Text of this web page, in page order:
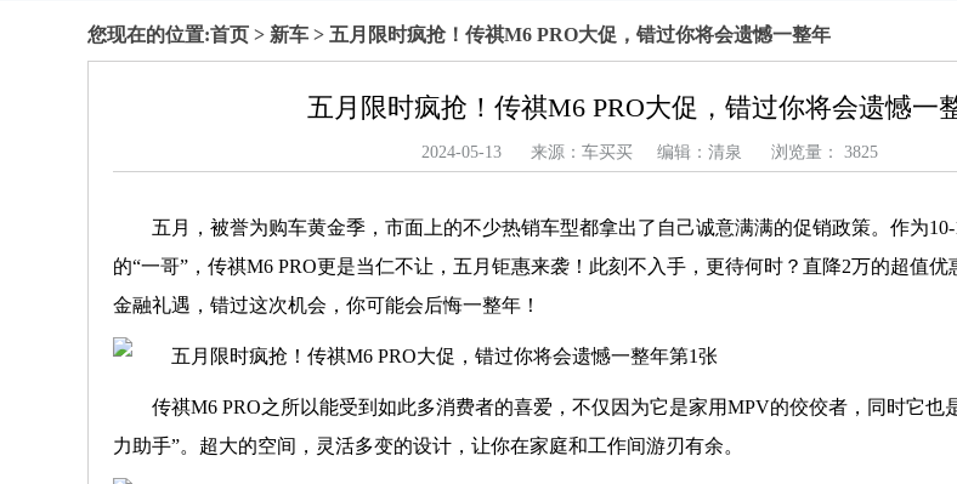
您现在的位置:首页 > 新车 > 五月限时疯抢！传祺M6 PRO大促，错过你将会遗憾一整年
五月限时疯抢！传祺M6 PRO大促，错过你将会遗憾一
2024-05-13 来源：车买买 编辑：清泉 浏览量： 3825
五月，被誉为购车黄金季，市面上的不少热销车型都拿出了自己诚意满满的促销政策。作为
的“一哥”，传祺M6 PRO更是当仁不让，五月钜惠来袭！此刻不入手，更待何时？直降2万的超值优
金融礼遇，错过这次机会，你可能会后悔一整年！
传祺M6 PRO之所以能受到如此多消费者的喜爱，不仅因为它是家用MPV的佼佼者，同时它也
力助手”。超大的空间，灵活多变的设计，让你在家庭和工作间游刃有余。